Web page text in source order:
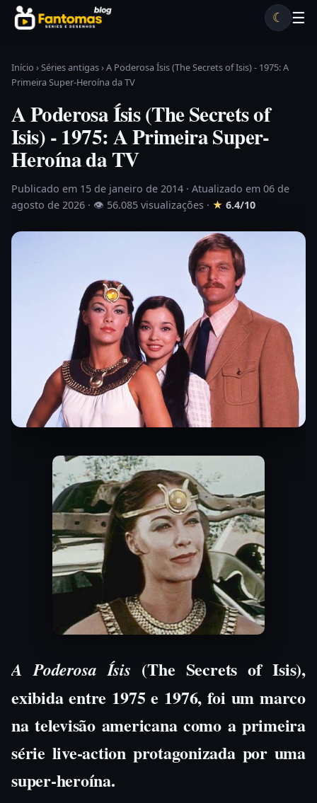
Pular para o conteúdo
☰
☾
Início ›Séries antigas›A Poderosa Ísis (The Secrets of Isis) - 1975: A
Primeira Super-Heroína da TV
A Poderosa Ísis (The Secrets of
Isis) - 1975: A Primeira Super-
Heroína da TV
Publicado em 15 de janeiro de 2014 · Atualizado em 06 de
agosto de 2026 · 👁 56.085 visualizações · ★ 6.4/10
A Poderosa Ísis (The Secrets of Isis),
exibida entre 1975 e 1976, foi um marco
na televisão americana como a primeira
série live-action protagonizada por uma
super-heroína.